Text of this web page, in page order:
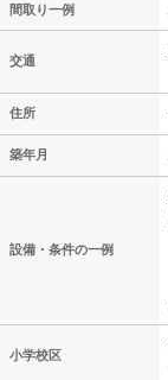
間取り一例
交通
住所
築年月
設備・条件の一例
小学校区